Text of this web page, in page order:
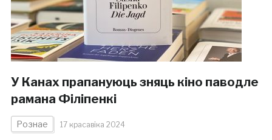
У Канах прапануюць зняць кіно паводле
рамана Філіпенкі
Рознае 17 красавіка 2024